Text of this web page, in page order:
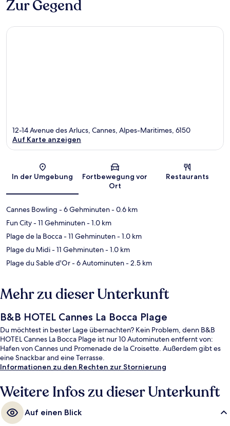
Zur Gegend
Karte
12-14 Avenue des Arlucs, Cannes, Alpes-Maritimes, 6150
Auf Karte anzeigen
In der Umgebung
Fortbewegung vor
Ort
Restaurants
Cannes Bowling - 6 Gehminuten- 0.6 km
Fun City- 11 Gehminuten- 1.0 km
Plage de la Bocca- 11 Gehminuten- 1.0 km
Plage du Midi- 11 Gehminuten- 1.0 km
Plage du Sable d'Or- 6 Autominuten- 2.5 km
Mehr zu dieser Unterkunft
B&B HOTEL Cannes La Bocca Plage
Du möchtest in bester Lage übernachten? Kein Problem, denn B&B
HOTEL Cannes La Bocca Plage ist nur 10 Autominuten entfernt von:
Hafen von Cannes und Promenade de la Croisette. Außerdem gibt es
eine Snackbar and eine Terrasse.
Informationen zu den Rechten zur Stornierung
Weitere Infos zu dieser Unterkunft
Auf einen Blick